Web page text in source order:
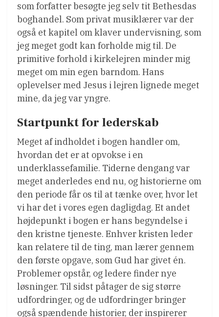
som forfatter besøgte jeg selv tit Bethesdas
boghandel. Som privat musiklærer var der
også et kapitel om klaver undervisning, som
jeg meget godt kan forholde mig til. De
primitive forhold i kirkelejren minder mig
meget om min egen barndom. Hans
oplevelser med Jesus i lejren lignede meget
mine, da jeg var yngre.
Startpunkt for lederskab
Meget af indholdet i bogen handler om,
hvordan det er at opvokse i en
underklassefamilie. Tiderne dengang var
meget anderledes end nu, og historierne om
den periode får os til at tænke over, hvor let
vi har det i vores egen dagligdag. Et andet
højdepunkt i bogen er hans begyndelse i
den kristne tjeneste. Enhver kristen leder
kan relatere til de ting, man lærer gennem
den første opgave, som Gud har givet én.
Problemer opstår, og ledere finder nye
løsninger. Til sidst påtager de sig større
udfordringer, og de udfordringer bringer
også spændende historier, der inspirerer